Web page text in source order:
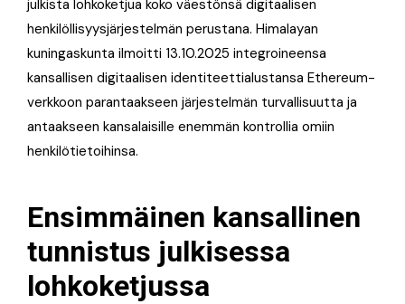
julkista lohkoketjua koko väestönsä digitaalisen
henkilöllisyysjärjestelmän perustana. Himalayan
kuningaskunta ilmoitti 13.10.2025 integroineensa
kansallisen digitaalisen identiteettialustansa Ethereum-
verkkoon parantaakseen järjestelmän turvallisuutta ja
antaakseen kansalaisille enemmän kontrollia omiin
henkilötietoihinsa.
Ensimmäinen kansallinen
tunnistus julkisessa
lohkoketjussa